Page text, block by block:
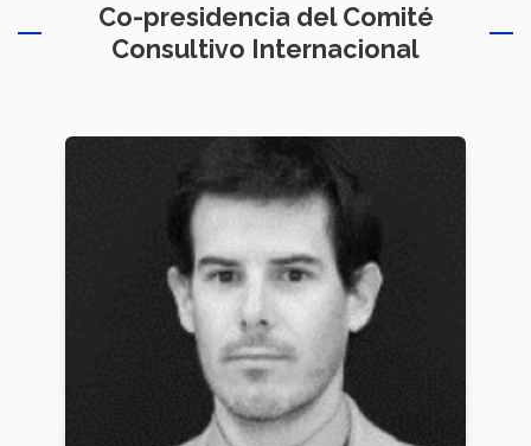
Co-presidencia del Comité
Consultivo Internacional